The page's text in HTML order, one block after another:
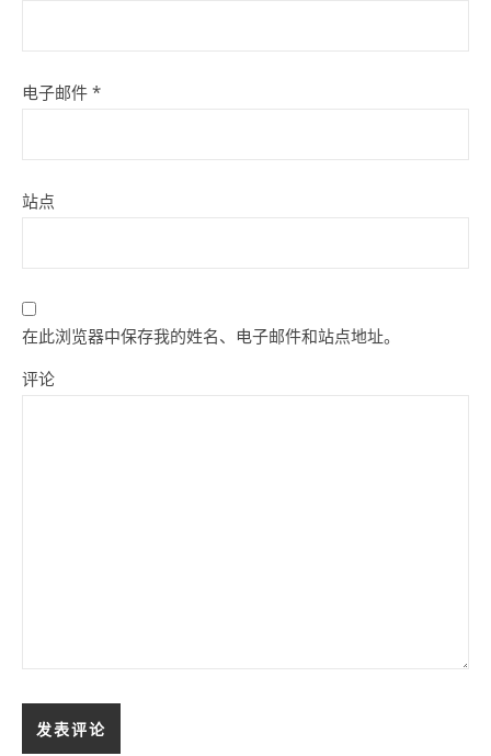
电子邮件 *
站点
在此浏览器中保存我的姓名、电子邮件和站点地址。
评论